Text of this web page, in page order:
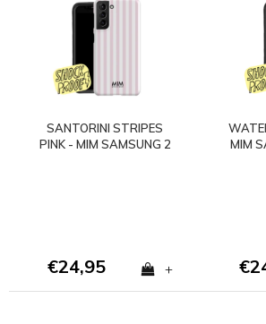
SANTORINI STRIPES
PINK - MIM SAMSUNG 2
€24,95 +
MIM